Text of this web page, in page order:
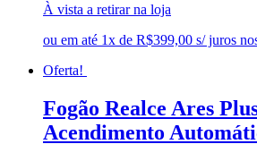
À vista a retirar na loja
ou em até 1x de R$399,00 s/ juros
Oferta!
Fogão Realce Ares
Acendimento